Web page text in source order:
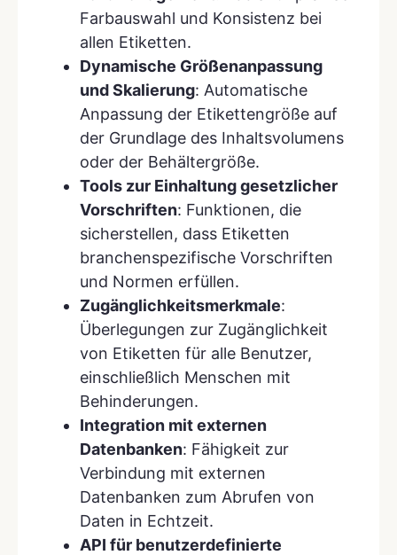
Farbauswahl und Konsistenz bei
allen Etiketten.
Dynamische Größenanpassung
und Skalierung: Automatische
Anpassung der Etikettengröße auf
der Grundlage des Inhaltsvolumens
oder der Behältergröße.
Tools zur Einhaltung gesetzlicher
Vorschriften: Funktionen, die
sicherstellen, dass Etiketten
branchenspezifische Vorschriften
und Normen erfüllen.
Zugänglichkeitsmerkmale:
Überlegungen zur Zugänglichkeit
von Etiketten für alle Benutzer,
einschließlich Menschen mit
Behinderungen.
Integration mit externen
Datenbanken: Fähigkeit zur
Verbindung mit externen
Datenbanken zum Abrufen von
Daten in Echtzeit.
API für benutzerdefinierte